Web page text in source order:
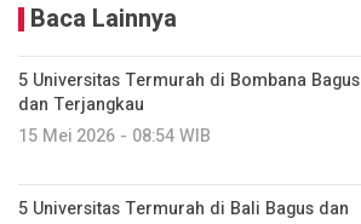
Baca Lainnya
5 Universitas Termurah di Bombana Bagus
dan Terjangkau
15 Mei 2026 - 08:54 WIB
5 Universitas Termurah di Bali Bagus dan